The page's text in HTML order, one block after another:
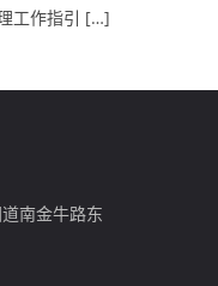
工作指引 […]
南金牛路东